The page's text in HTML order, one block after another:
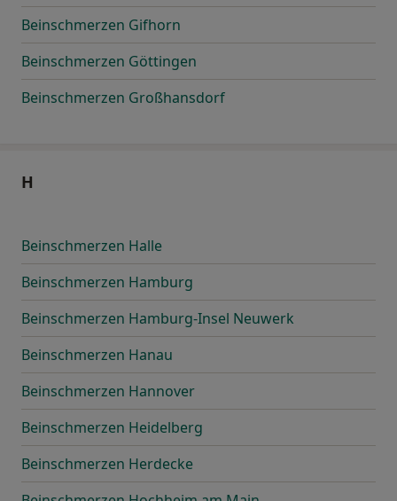
Beinschmerzen Gifhorn
Beinschmerzen Göttingen
Beinschmerzen Großhansdorf
H
Beinschmerzen Halle
Beinschmerzen Hamburg
Beinschmerzen Hamburg-Insel Neuwerk
Beinschmerzen Hanau
Beinschmerzen Hannover
Beinschmerzen Heidelberg
Beinschmerzen Herdecke